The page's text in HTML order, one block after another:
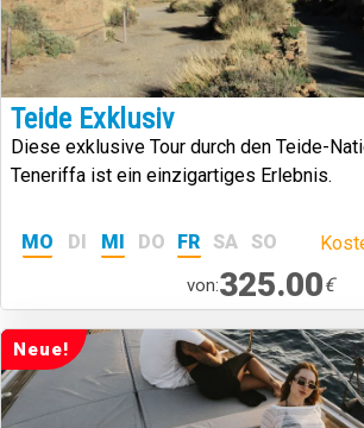
Teide Exklusiv
Diese exklusive Tour durch den Teide-
Teneriffa ist ein einzigartiges Erlebnis.
MO DI MI DO FR SA SO
von:325.00€
Neue!